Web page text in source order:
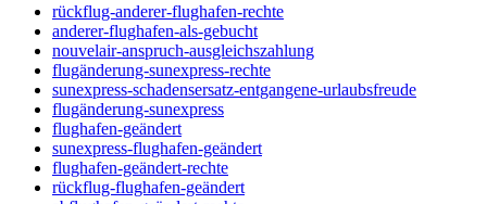
rückflug-anderer-flughafen-rechte
anderer-flughafen-als-gebucht
nouvelair-anspruch-ausgleichszahlung
flugänderung-sunexpress-rechte
sunexpress-schadensersatz-entgangene-urlaubsfreude
flugänderung-sunexpress
flughafen-geändert
sunexpress-flughafen-geändert
flughafen-geändert-rechte
rückflug-flughafen-geändert